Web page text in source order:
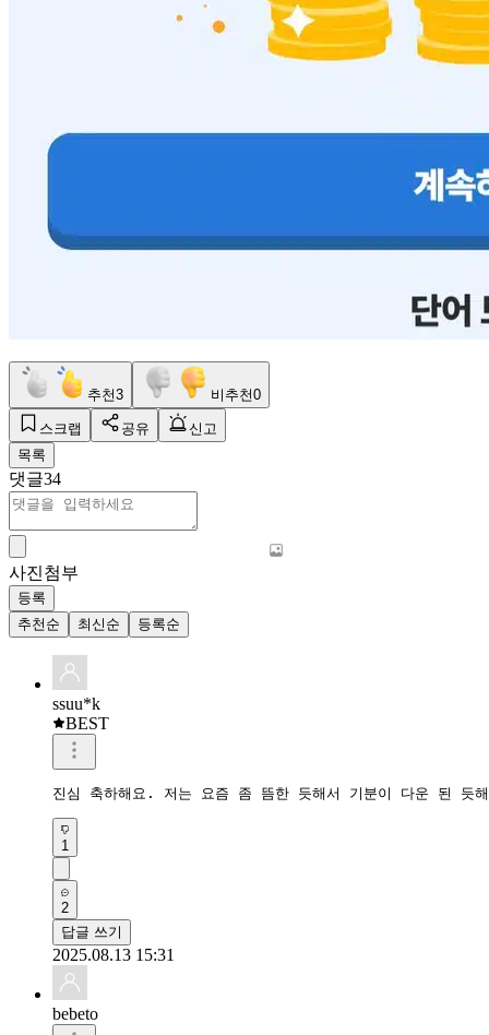
추천3 비추천0
스크랩 공유
신고
목록
댓글34
사진첨부
등록
추천순
최신순 등록순
ssuu*k
BEST
진심 축하해요. 저는 요즘 좀 뜸한 듯해서 기분이 다운 된 듯
1
2
답글 쓰기
2025.08.13 15:31
bebeto